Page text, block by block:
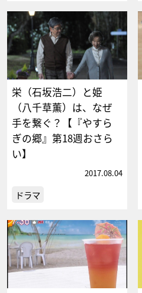
栄（石坂浩二）と姫
（八千草薫）は、なぜ
手を繋ぐ？【『やすら
ぎの郷』第18週おさら
い】
2017.08.04
ドラマ